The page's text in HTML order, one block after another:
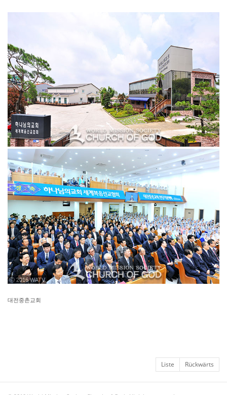
ⓒ 2016 WATV
대전중촌교회
Liste Rückwärts